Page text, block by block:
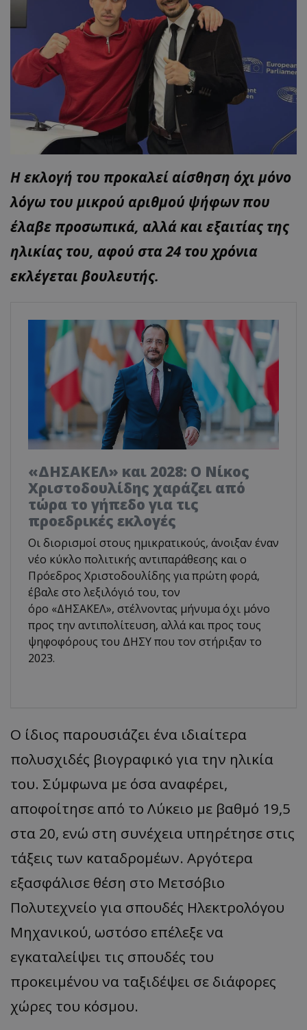
Η εκλογή του προκαλεί αίσθηση όχι μόνο
λόγω του μικρού αριθμού ψήφων που
έλαβε προσωπικά, αλλά και εξαιτίας της
ηλικίας του, αφού στα 24 του χρόνια
εκλέγεται βουλευτής.
«ΔΗΣΑΚΕΛ» και 2028: Ο Νίκος
Χριστοδουλίδης χαράζει από
τώρα το γήπεδο για τις
προεδρικές εκλογές
Οι διορισμοί στους ημικρατικούς, άνοιξαν έναν
νέο κύκλο πολιτικής αντιπαράθεσης και ο
Πρόεδρος Χριστοδουλίδης για πρώτη φορά,
έβαλε στο λεξιλόγιό του, τον
όρο «ΔΗΣΑΚΕΛ», στέλνοντας μήνυμα όχι μόνο
προς την αντιπολίτευση, αλλά και προς τους
ψηφοφόρους του ΔΗΣΥ που τον στήριξαν το
2023.
Ο ίδιος παρουσιάζει ένα ιδιαίτερα
πολυσχιδές βιογραφικό για την ηλικία
του. Σύμφωνα με όσα αναφέρει,
αποφοίτησε από το Λύκειο με βαθμό 19,5
στα 20, ενώ στη συνέχεια υπηρέτησε στις
τάξεις των καταδρομέων. Αργότερα
εξασφάλισε θέση στο Μετσόβιο
Πολυτεχνείο για σπουδές Ηλεκτρολόγου
Μηχανικού, ωστόσο επέλεξε να
εγκαταλείψει τις σπουδές του
προκειμένου να ταξιδέψει σε διάφορες
χώρες του κόσμου.